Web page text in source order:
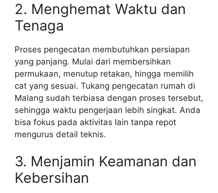
2. Menghemat Waktu dan
Tenaga
Proses pengecatan membutuhkan persiapan
yang panjang. Mulai dari membersihkan
permukaan, menutup retakan, hingga memilih
cat yang sesuai. Tukang pengecatan rumah di
Malang sudah terbiasa dengan proses tersebut,
sehingga waktu pengerjaan lebih singkat. Anda
bisa fokus pada aktivitas lain tanpa repot
mengurus detail teknis.
3. Menjamin Keamanan dan
Kebersihan